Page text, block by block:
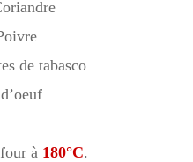
de tabasco
à 180°C.